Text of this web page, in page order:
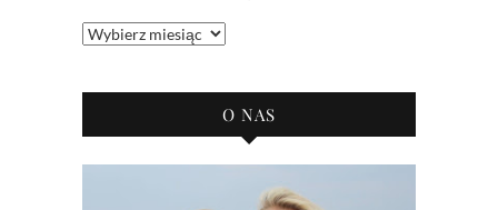
Archiwum
O NAS